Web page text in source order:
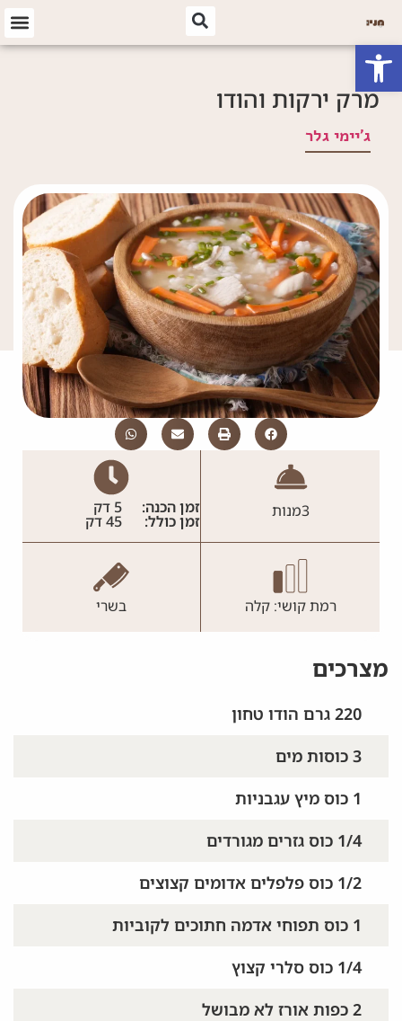
פתח סרגל נגישות
מרק ירקות והודו
ג'יימי גלר
3מנות זמן הכנה: 5 דק
זמן כולל: 45 דק
רמת קושי: קלה בשרי
מצרכים
220 גרם הודו טחון
3 כוסות מים
1 כוס מיץ עגבניות
1/4 כוס גזרים מגורדים
1/2 כוס פלפלים אדומים קצוצים
1 כוס תפוחי אדמה חתוכים לקוביות
1/4 כוס סלרי קצוץ
2 כפות אורז לא מבושל